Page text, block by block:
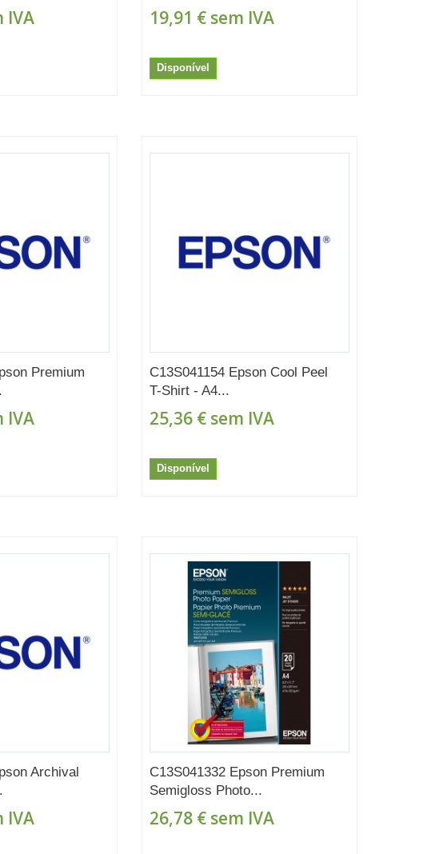
IVA 19,91 €sem IVA
Disponível
Premium
IVA
C13S041154 Epson Cool Peel
T-Shirt - A4...
25,36 €sem IVA
Disponível
Archival
IVA
C13S041332 Epson Premium
Semigloss Photo...
26,78 €sem IVA